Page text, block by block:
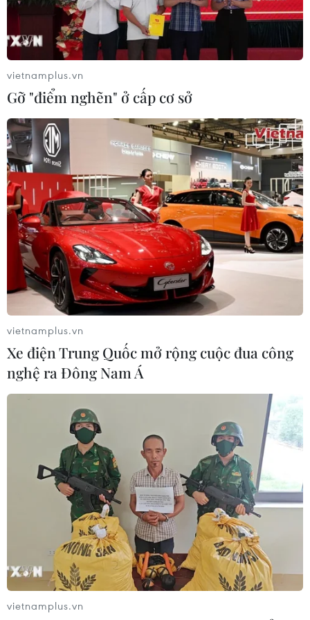
vietnamplus.vn
Gỡ "điểm nghẽn" ở cấp cơ sở
vietnamplus.vn
Xe điện Trung Quốc mở rộng cuộc đua công
nghệ ra Đông Nam Á
vietnamplus.vn